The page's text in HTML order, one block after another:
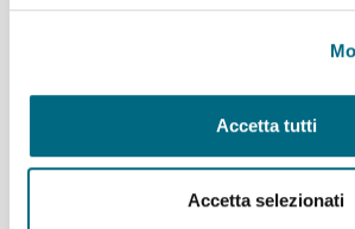
Accetta tutti
Accetta selezionati